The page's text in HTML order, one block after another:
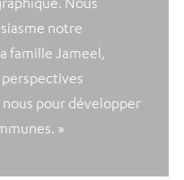
notre
famille Jameel,
perspectives
nous pour développer
»